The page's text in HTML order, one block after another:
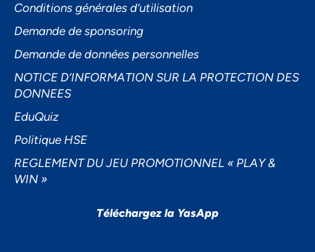
Conditions générales d’utilisation
Demande de sponsoring
Demande de données personnelles
NOTICE D’INFORMATION SUR LA PROTECTION DES
DONNEES
EduQuiz
Politique HSE
REGLEMENT DU JEU PROMOTIONNEL « PLAY &
WIN »
Téléchargez la YasApp
Préférences